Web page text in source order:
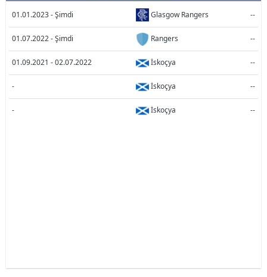
01.01.2023 - Şimdi Glasgow Rangers --
01.07.2022 - Şimdi Rangers --
01.09.2021 - 02.07.2022 İskoçya --
- İskoçya --
- İskoçya --